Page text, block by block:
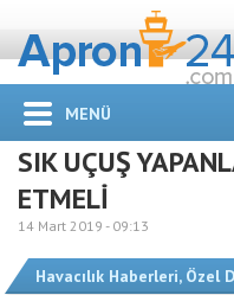
MENÜ
SIK UÇUŞ
ETMELİ
14 Mart 2019 - 09:13
Havacılık Haberleri, Özel